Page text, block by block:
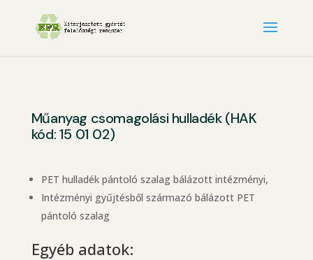
Műanyag csomagolási hulladék (HAK
kód: 15 01 02)
PET hulladék pántoló szalag bálázott intézményi,
Intézményi gyűjtésből származó bálázott PET
pántoló szalag
Egyéb adatok: